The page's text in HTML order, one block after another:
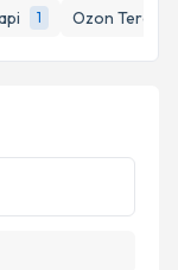
1 Ozon Terapisi
Aydınlatma
belirtilen